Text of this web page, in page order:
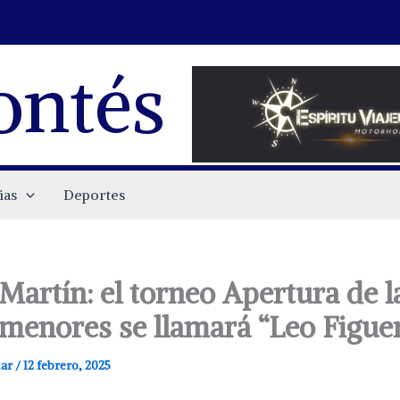
Deportes
el torneo Apertura de
se llamará “Leo
/12 febrero, 2025